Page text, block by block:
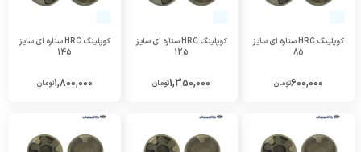
کوپلینگ HRC ستاره ای سایز
85
600,000تومان
کوپلینگ HRC ستاره ای سایز
125
1,350,000تومان
کوپلینگ HRC ستاره ای سایز
145
1,800,000تومان